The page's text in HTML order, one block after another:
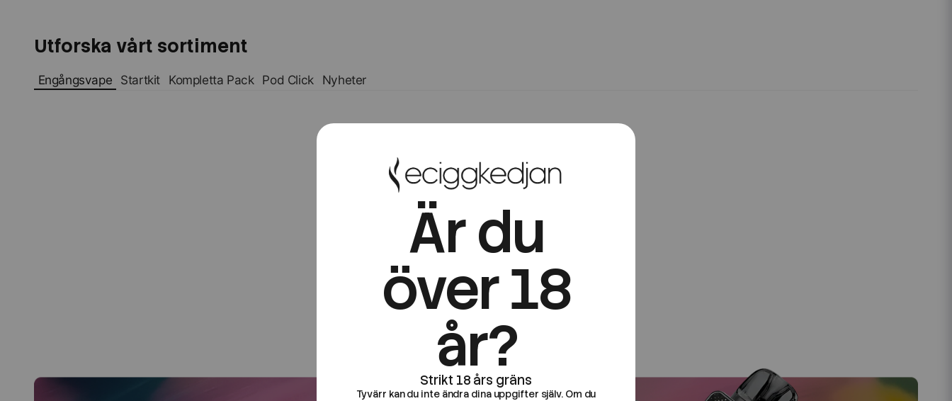
Utforska vårt sortiment
Engångsvape Startkit Kompletta Pack Pod Click Nyheter
Utforska engångsvapes
Är du
över 18
år?
Tyvärr kan du inte ändra dina uppgifter själv. Om du